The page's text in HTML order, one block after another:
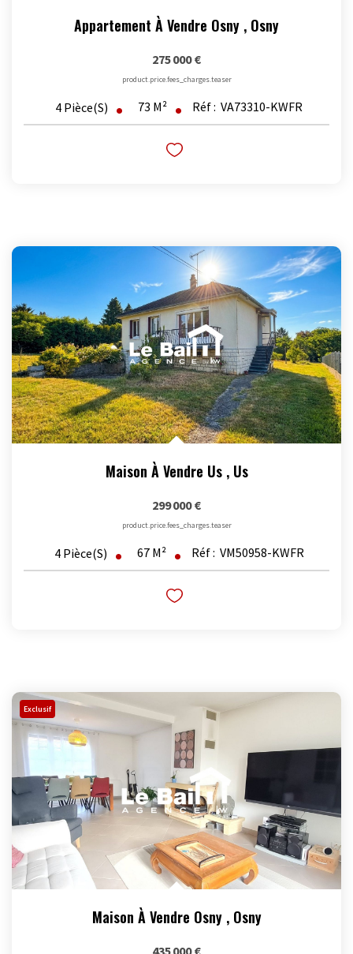
Appartement À Vendre Osny , Osny
275 000 €
product.price.fees_charges.teaser
4 Pièce(s) 73 M² Réf : VA73310-KWFR
Maison À Vendre Us , Us
299 000 €
product.price.fees_charges.teaser
4 Pièce(s) 67 M² Réf : VM50958-KWFR
Exclusif
Maison À Vendre Osny , Osny
435 000 €